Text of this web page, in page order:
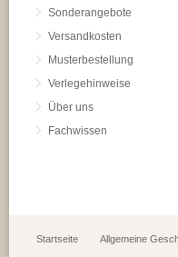
Sonderangebote
Versandkosten
Musterbestellung
Verlegehinweise
Über uns
Fachwissen
Startseite Allgemeine